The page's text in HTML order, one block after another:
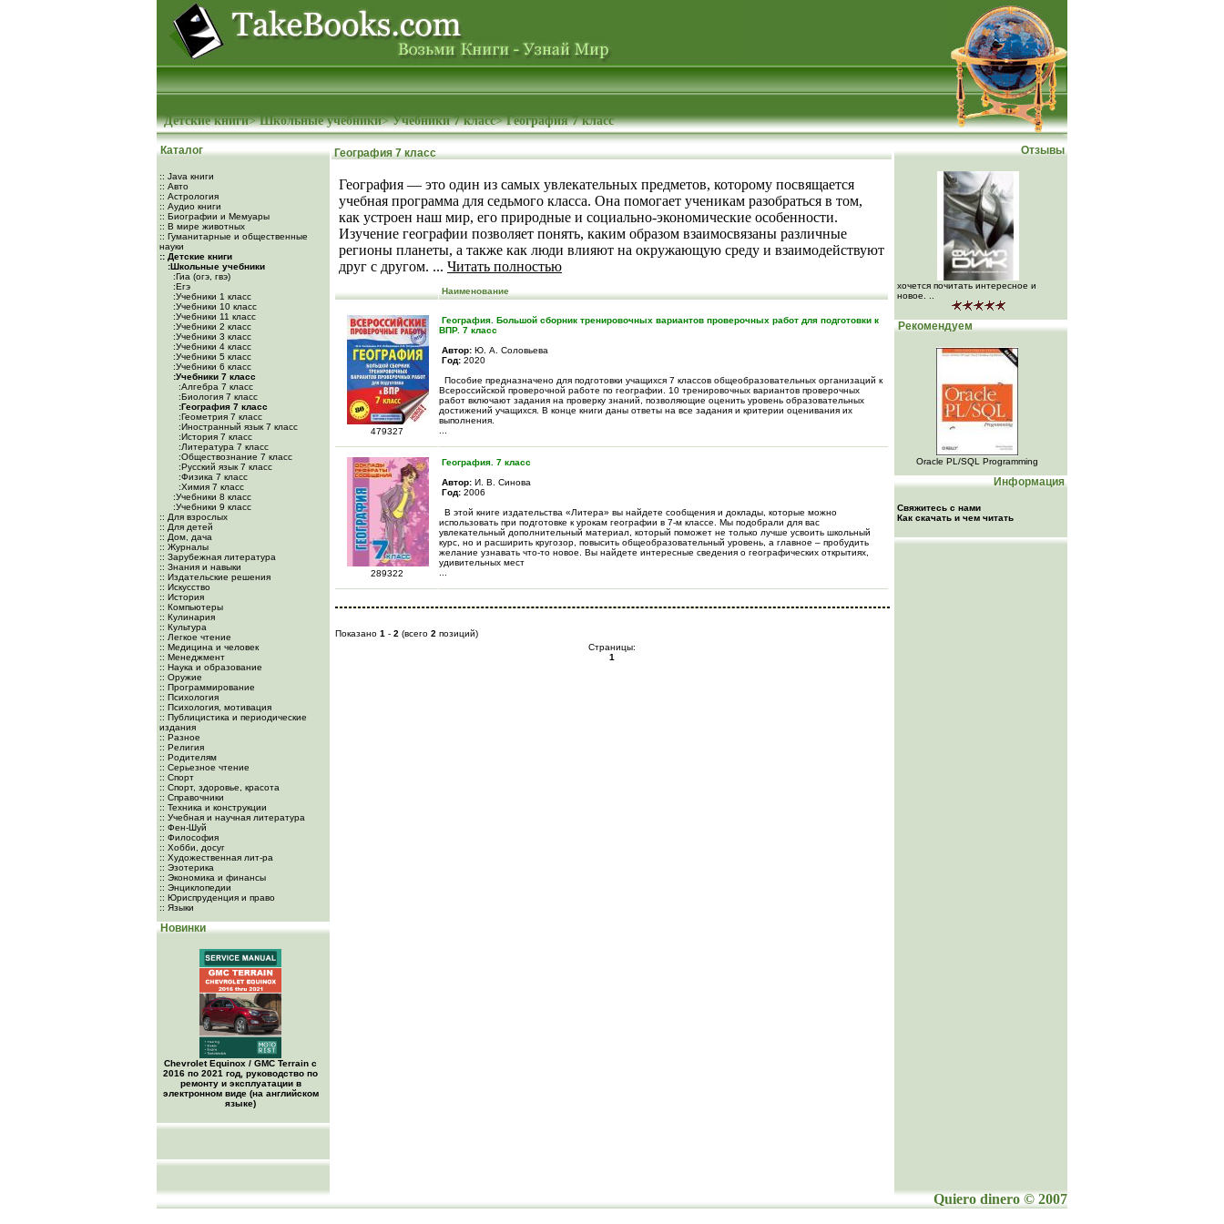
Детские книги>Школьные учебники>Учебники 7 класс>География 7 класс
Каталог
:: Java книги
:: Авто
:: Астрология
:: Аудио книги
:: Биографии и Мемуары
:: В мире животных
:: Гуманитарные и общественные
науки
:: Детские книги
:Школьные учебники
:Гиа (огэ, гвэ)
:Егэ
:Учебники 1 класс
:Учебники 10 класс
:Учебники 11 класс
:Учебники 2 класс
:Учебники 3 класс
:Учебники 4 класс
:Учебники 5 класс
:Учебники 6 класс
:Учебники 7 класс
:Алгебра 7 класс
:Биология 7 класс
:География 7 класс
:Геометрия 7 класс
:Иностранный язык 7 класс
:История 7 класс
:Литература 7 класс
:Обществознание 7 класс
:Русский язык 7 класс
:Физика 7 класс
:Химия 7 класс
:Учебники 8 класс
:Учебники 9 класс
:: Для взрослых
:: Для детей
:: Дом, дача
:: Журналы
:: Зарубежная литература
:: Знания и навыки
:: Издательские решения
:: Искусство
:: История
:: Компьютеры
:: Кулинария
:: Культура
:: Легкое чтение
:: Медицина и человек
:: Менеджмент
:: Наука и образование
:: Оружие
:: Программирование
:: Психология
:: Психология, мотивация
:: Публицистика и периодические
издания
:: Разное
:: Религия
:: Родителям
:: Серьезное чтение
:: Спорт
:: Спорт, здоровье, красота
:: Справочники
:: Техника и конструкции
:: Учебная и научная литература
:: Фен-Шуй
:: Философия
:: Хобби, досуг
:: Художественная лит-ра
:: Эзотерика
:: Экономика и финансы
:: Энциклопедии
:: Юриспруденция и право
:: Языки
Новинки
Chevrolet Equinox / GMC Terrain c
2016 по 2021 год, руководство по
ремонту и эксплуатации в
электронном виде (на английском
языке)
География 7 класс
География — это один из самых увлекательных предметов, которому посвящается
учебная программа для седьмого класса. Она помогает ученикам разобраться в том,
как устроен наш мир, его природные и социально-экономические особенности.
Изучение географии позволяет понять, каким образом взаимосвязаны различные
регионы планеты, а также как люди влияют на окружающую среду и взаимодействуют
друг с другом. ... Читать полностью
Наименование
479327
География. Большой сборник тренировочных вариантов проверочных работ для подготовки к
ВПР. 7 класс
Автор: Ю. А. Соловьева
Год: 2020
Пособие предназначено для подготовки учащихся 7 классов общеобразовательных организаций к
Всероссийской проверочной работе по географии. 10 тренировочных вариантов проверочных
работ включают задания на проверку знаний, позволяющие оценить уровень образовательных
достижений учащихся. В конце книги даны ответы на все задания и критерии оценивания их
выполнения.
289322
География. 7 класс
Автор: И. В. Синова
Год: 2006
В этой книге издательства «Литера» вы найдете сообщения и доклады, которые можно
использовать при подготовке к урокам географии в 7-м классе. Мы подобрали для вас
увлекательный дополнительный материал, который поможет не только лучше усвоить школьный
курс, но и расширить кругозор, повысить общеобразовательный уровень, а главное – пробудить
желание узнавать что-то новое. Вы найдете интересные сведения о географических открытиях,
удивительных мест
Показано 1 - 2 (всего 2 позиций)
Страницы:
1
Отзывы
хочется почитать интересное и
новое. ..
Рекомендуем
Oracle PL/SQL Programming
Информация
Свяжитесь с нами
Как скачать и чем читать
Quiero dinero © 2007